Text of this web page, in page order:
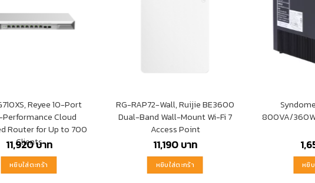
Reyee 10-Port
Cloud
Router for Up to 700
Clients
11,920บาท
หยิบใส่ตะกร้า
RG-RAP72-Wall, Ruijie BE3600
Dual-Band Wall-Mount Wi-Fi 7
Access Point
11,190บาท
หยิบใส่ตะกร้า
800VA/
หยิ